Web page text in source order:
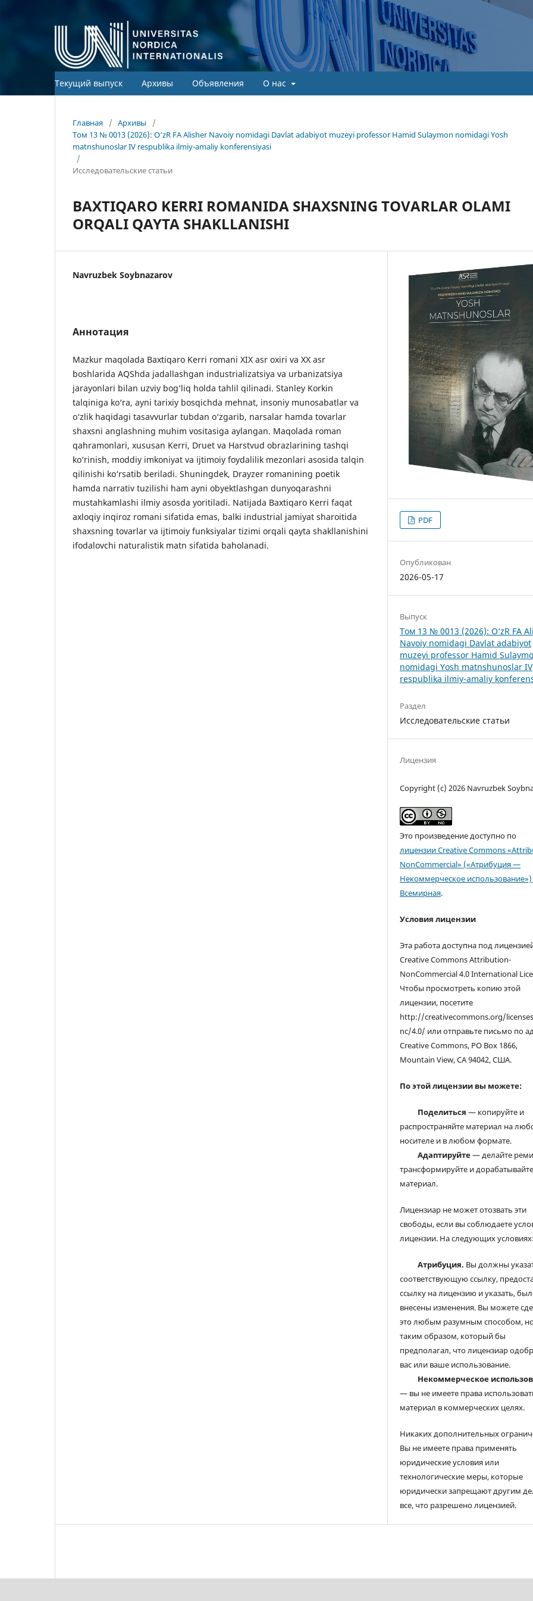
Текущий выпуск Архивы Объявления О нас
Главная / Архивы
/
Том 13 № 0013 (2026): O‘zR FA Alisher Navoiy nomidagi Davlat adabiyot muzeyi professor Hamid Sulaymon nomidagi Yosh
matnshunoslar IV respublika ilmiy-amaliy konferensiyasi
/
Исследовательские статьи
BAXTIQARO KERRI ROMANIDA SHAXSNING TOVARLAR OLAMI
ORQALI QAYTA SHAKLLANISHI
Navruzbek Soybnazarov
Аннотация
Mazkur maqolada Baxtiqaro Kerri romani XIX asr oxiri va XX asr
boshlarida AQShda jadallashgan industrializatsiya va urbanizatsiya
jarayonlari bilan uzviy bog‘liq holda tahlil qilinadi. Stanley Korkin
talqiniga ko‘ra, ayni tarixiy bosqichda mehnat, insoniy munosabatlar va
o‘zlik haqidagi tasavvurlar tubdan o‘zgarib, narsalar hamda tovarlar
shaxsni anglashning muhim vositasiga aylangan. Maqolada roman
qahramonlari, xususan Kerri, Druet va Harstvud obrazlarining tashqi
ko‘rinish, moddiy imkoniyat va ijtimoiy foydalilik mezonlari asosida talqin
qilinishi ko‘rsatib beriladi. Shuningdek, Drayzer romanining poetik
hamda narrativ tuzilishi ham ayni obyektlashgan dunyoqarashni
mustahkamlashi ilmiy asosda yoritiladi. Natijada Baxtiqaro Kerri faqat
axloqiy inqiroz romani sifatida emas, balki industrial jamiyat sharoitida
shaxsning tovarlar va ijtimoiy funksiyalar tizimi orqali qayta shakllanishini
ifodalovchi naturalistik matn sifatida baholanadi.
PDF
Опубликован
2026-05-17
Выпуск
Том 13 № 0013 (2026): O‘zR FA
Navoiy nomidagi Davlat adabiyot
muzeyi professor Hamid
nomidagi Yosh matnshunoslar IV
respublika ilmiy-amaliy
Раздел
Исследовательские статьи
Лицензия
Copyright (c) 2026 Navruzbek
Это произведение доступно по
лицензии Creative Commons
NonCommercial» («Атрибуция —
Некоммерческое использование»)
Всемирная.
Условия лицензии
Эта работа доступна под
Creative Commons Attribution-
NonCommercial 4.0 International
Чтобы просмотреть копию этой
лицензии, посетите
http://creativecommons.org/
nc/4.0/ или отправьте письмо по
Creative Commons, PO Box 1866,
Mountain View, CA 94042, США.
По этой лицензии вы можете:
Поделиться — копируйте и
распространяйте материал на
носителе и в любом формате.
Адаптируйте— делайте
трансформируйте и дорабатывайте
материал.
Лицензиар не может отозвать эти
свободы, если вы соблюдаете
лицензии. На следующих условиях:
Атрибуция. Вы должны
соответствующую ссылку,
ссылку на лицензию и указать,
внесены изменения. Вы можете
это любым разумным способом,
таким образом, который бы
предполагал, что лицензиар
вас или ваше использование.
Некоммерческое
— вы не имеете права
материал в коммерческих целях.
Никаких дополнительных
Вы не имеете права применять
юридические условия или
технологические меры, которые
юридически запрещают другим
все, что разрешено лицензией.